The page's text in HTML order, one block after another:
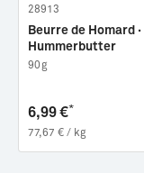
28913
Beurre de Homard ·
Hummerbutter
90g
6,99 €*
77,67 € / kg